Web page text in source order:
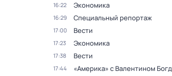
16:22 Экономика
16:29 Специальный репортаж
17:00 Вести
17:23 Экономика
17:38 Вести
17:44 «Америка» с Валентином